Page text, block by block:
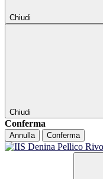
Chiudi
Chiudi
Conferma
Annulla Conferma